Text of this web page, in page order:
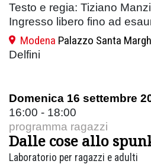
Testo e regia: Tiziano
Ingresso libero fino ad
Modena Palazzo Santa
Delfini
Domenica 16 settembre
16:00 - 18:00
programma ragazzi
Dalle cose allo
Laboratorio per ragazzi e adulti